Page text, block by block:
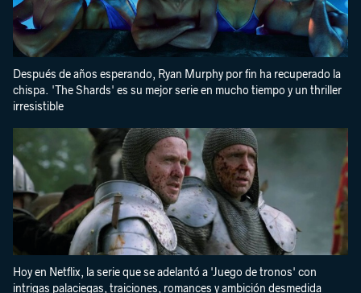
Después de años esperando, Ryan Murphy por fin ha recuperado la
chispa. 'The Shards' es su mejor serie en mucho tiempo y un thriller
irresistible
Hoy en Netflix, la serie que se adelantó a 'Juego de tronos' con
intrigas palaciegas, traiciones, romances y ambición desmedida